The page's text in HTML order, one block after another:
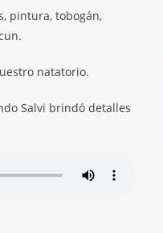
pintura, tobogán,
natatorio.
Salvi brindó detalles